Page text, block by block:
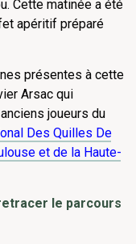
Cette matinée a été
apéritif préparé
présentes à cette
Arsac qui
joueurs du
Des Quilles De
et de la Haute-
le parcours